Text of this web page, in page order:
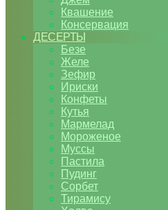
Квашение
Консервация
ДЕСЕРТЫ
Безе
Желе
Зефир
Ириски
Конфеты
Кутья
Мармелад
Мороженое
Муссы
Пастила
Пудинг
Сорбет
Тирамису